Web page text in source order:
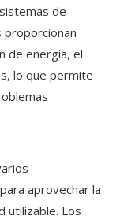
de
de energía, el
lo que permite
aprovechar la
utilizable. Los